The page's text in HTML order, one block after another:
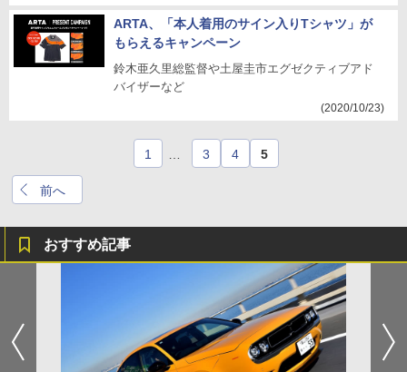
ARTA、「本人着用のサイン入りTシャツ」が
もらえるキャンペーン
鈴木亜久里総監督や土屋圭市エグゼクティブアド
バイザーなど
(2020/10/23)
前へ
1 3 4 5
おすすめ記事